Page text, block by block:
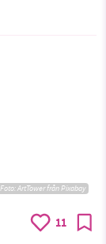
Foto:ArtTower från Pixabay
11